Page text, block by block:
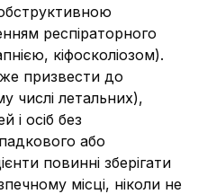
респіраторного
кіфосколіозом).
призвести до
числі летальних),
і осіб без
або
повинні зберігати
місці, ніколи не